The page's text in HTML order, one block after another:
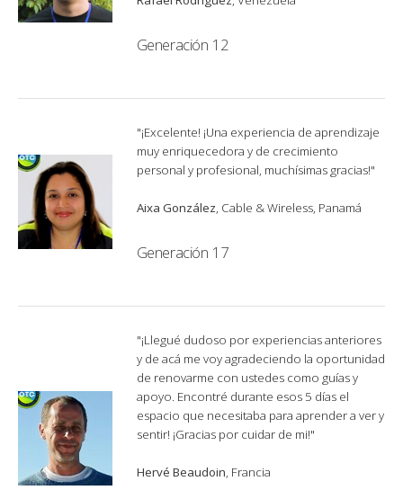
Generación 12
"¡Excelente! ¡Una experiencia de aprendizaje
muy enriquecedora y de crecimiento
personal y profesional, muchísimas gracias!"
Aixa González , Cable & Wireless, Panamá
Generación 17
"¡Llegué dudoso por experiencias anteriores
y de acá me voy agradeciendo la oportunidad
de renovarme con ustedes como guías y
apoyo. Encontré durante esos 5 días el
espacio que necesitaba para aprender a ver y
sentir! ¡Gracias por cuidar de mi!"
Hervé Beaudoin , Francia